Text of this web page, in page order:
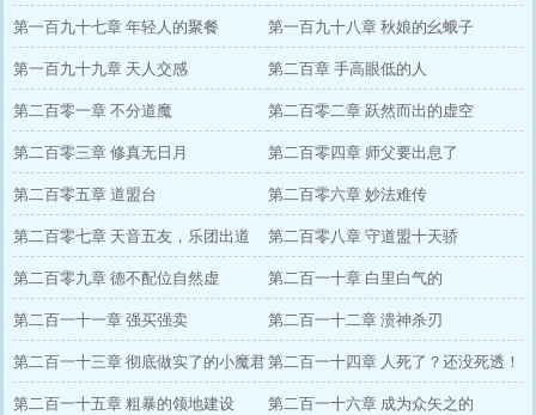
第一百九十七章 年轻人的聚餐 第一百九十八章 秋娘的幺蛾子
第一百九十九章 天人交感 第二百章 手高眼低的人
第二百零一章 不分道魔 第二百零二章 跃然而出的虚空
第二百零三章 修真无日月 第二百零四章 师父要出息了
第二百零五章 道盟台 第二百零六章 妙法难传
第二百零七章 天音五友，乐团出道 第二百零八章 守道盟十天骄
第二百零九章 德不配位自然虚 第二百一十章 白里白气的
第二百一十一章 强买强卖 第二百一十二章 溃神杀刃
第二百一十三章 彻底做实了的小魔君第二百一十四章 人死了？还没死透！
第二百一十五章 粗暴的领地建设 第二百一十六章 成为众矢之的